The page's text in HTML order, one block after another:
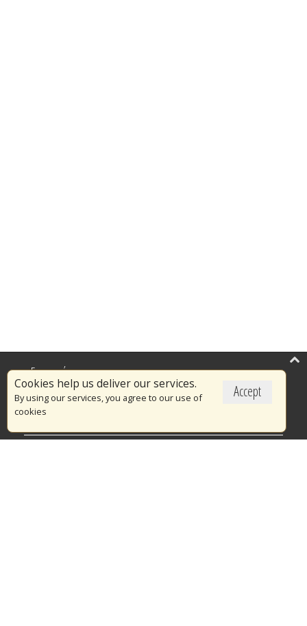
Accept
Cookies help us deliver our services.
By using our services, you agree to our use of
cookies
Επικαιρότητα
Το Πυροσβεστικό Σώμα